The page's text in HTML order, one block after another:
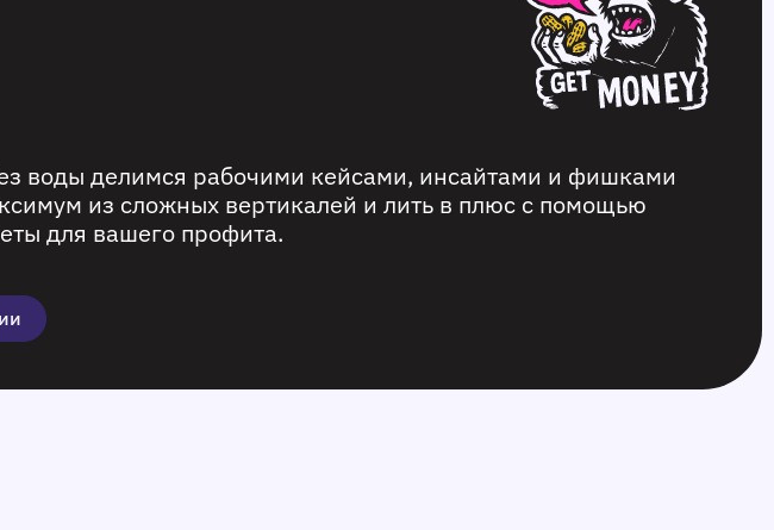
воды делимся рабочими кейсами, инсайтами и фишками
из сложных вертикалей и лить в плюс с помощью
для вашего профита.